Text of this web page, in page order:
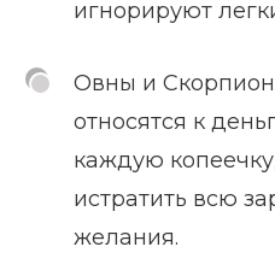
игнорируют
Овны и
относятся к
каждую
истратить всю
желания.